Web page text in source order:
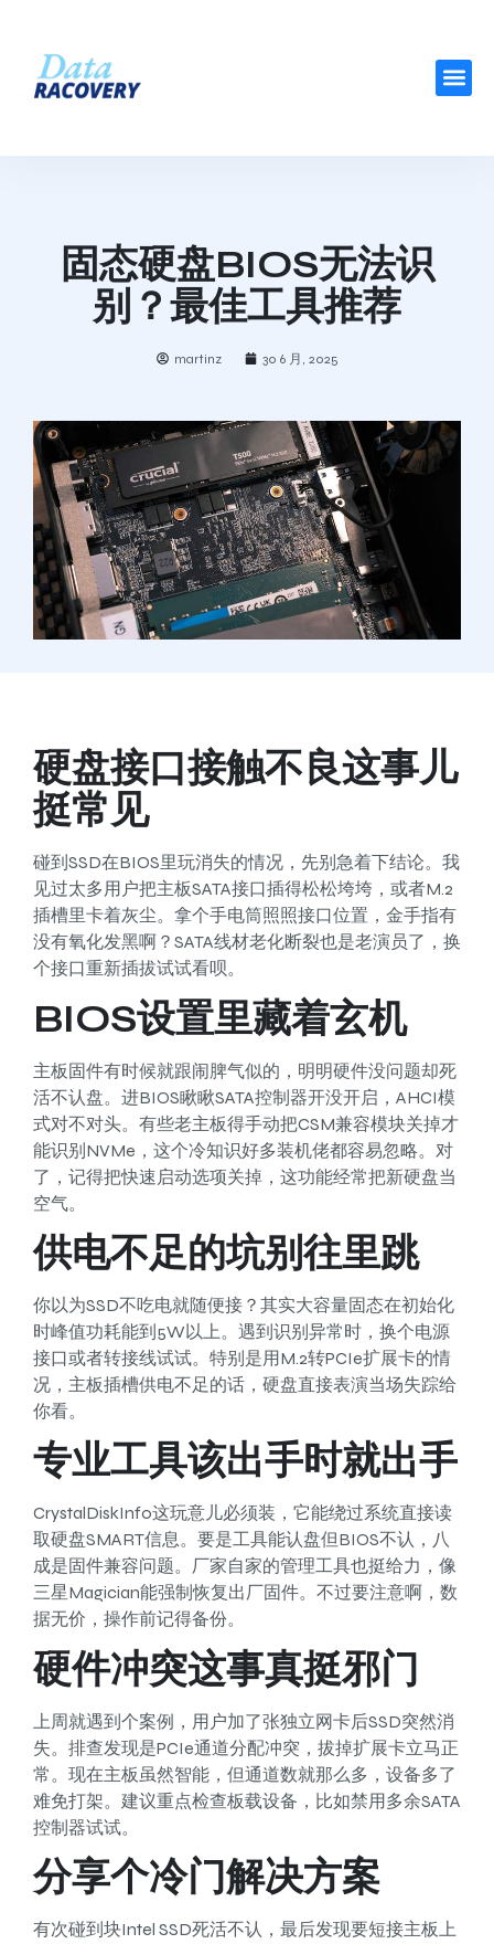
固态硬盘BIOS无法识
别？最佳工具推荐
martinz 30 6 月, 2025
硬盘接口接触不良这事儿
挺常见
碰到SSD在BIOS里玩消失的情况，先别急着下结论。我
见过太多用户把主板SATA接口插得松松垮垮，或者M.2
插槽里卡着灰尘。拿个手电筒照照接口位置，金手指有
没有氧化发黑啊？SATA线材老化断裂也是老演员了，换
个接口重新插拔试试看呗。
BIOS设置里藏着玄机
主板固件有时候就跟闹脾气似的，明明硬件没问题却死
活不认盘。进BIOS瞅瞅SATA控制器开没开启，AHCI模
式对不对头。有些老主板得手动把CSM兼容模块关掉才
能识别NVMe，这个冷知识好多装机佬都容易忽略。对
了，记得把快速启动选项关掉，这功能经常把新硬盘当
空气。
供电不足的坑别往里跳
你以为SSD不吃电就随便接？其实大容量固态在初始化
时峰值功耗能到5W以上。遇到识别异常时，换个电源
接口或者转接线试试。特别是用M.2转PCIe扩展卡的情
况，主板插槽供电不足的话，硬盘直接表演当场失踪给
你看。
专业工具该出手时就出手
CrystalDiskInfo这玩意儿必须装，它能绕过系统直接读
取硬盘SMART信息。要是工具能认盘但BIOS不认，八
成是固件兼容问题。厂家自家的管理工具也挺给力，像
三星Magician能强制恢复出厂固件。不过要注意啊，数
据无价，操作前记得备份。
硬件冲突这事真挺邪门
上周就遇到个案例，用户加了张独立网卡后SSD突然消
失。排查发现是PCIe通道分配冲突，拔掉扩展卡立马正
常。现在主板虽然智能，但通道数就那么多，设备多了
难免打架。建议重点检查板载设备，比如禁用多余SATA
控制器试试。
分享个冷门解决方案
有次碰到块Intel SSD死活不认，最后发现要短接主板上